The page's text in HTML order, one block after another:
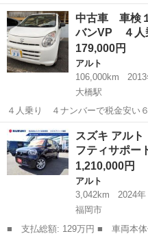
名： スズキ ■ 車種名： アル
レイオーディオ 衝突被害軽減
コーナーセン...
福岡 福岡市 アルト
中古車 車検
バンVP ４
179,000円
アルト
106,000km
大橋駅
４人乗り ４ナンバーで税金安い６０００円 アル
25年式 走行105000ｋｍ 車検残り１年付きです エアコン冷えま
す、目立つヘコミや大きな傷なし
福岡 福岡市 大橋駅 ア
スズキ アル
フティサポ
1,210,000円
アルト
3,042km
2024年
福岡市
■ 支払総額: 129万円 ■ 車両本体価格： 1,210,000 円 ■ メーカー